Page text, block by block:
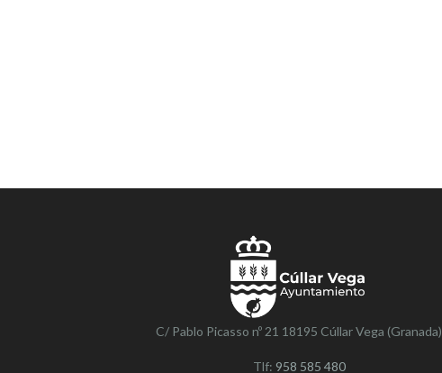
C/ Pablo Picasso nº 21 18195 Cúllar Vega (Granada)
Tlf: 958 585 480